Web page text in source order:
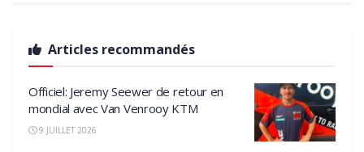
Articles recommandés
Officiel: Jeremy Seewer de retour en
mondial avec Van Venrooy KTM
9 JUILLET 2026